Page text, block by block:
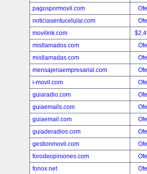
pagospormovil.com
noticiasentucelular.com
movilink.com
misllamados.com
misllamadas.com
mensajeriaempresarial.com
i-movil.com
guiaradio.com
guiaemails.com
guiaemail.com
guiaderadios.com
gestionmovil.com
forodeopiniones.com
fonox.net